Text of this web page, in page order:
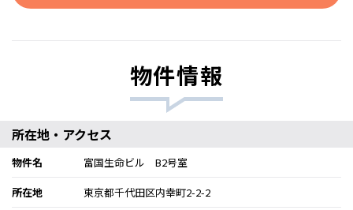
物件情報
所在地・アクセス
物件名
富国生命ビル B2号室
所在地
東京都千代田区内幸町2-2-2